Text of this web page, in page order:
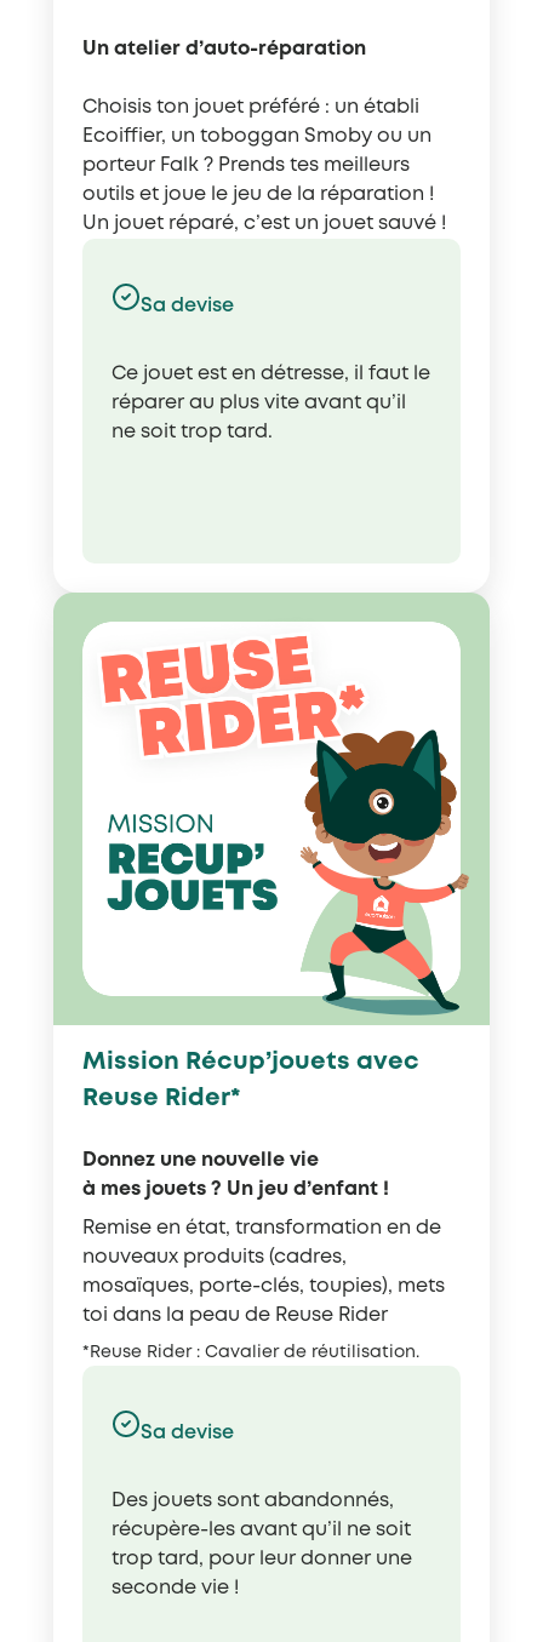
Un atelier d’auto-réparation
Choisis ton jouet préféré : un établi
Ecoiffier, un toboggan Smoby ou un
porteur Falk ? Prends tes meilleurs
outils et joue le jeu de la réparation !
Un jouet réparé, c’est un jouet sauvé !
Sa devise
Ce jouet est en détresse, il faut le
réparer au plus vite avant qu’il
ne soit trop tard.
Mission Récup’jouets avec
Reuse Rider*
Donnez une nouvelle vie
à mes jouets ? Un jeu d’enfant !
Remise en état, transformation en de
nouveaux produits (cadres,
mosaïques, porte-clés, toupies), mets
toi dans la peau de Reuse Rider
*Reuse Rider : Cavalier de réutilisation.
Sa devise
Des jouets sont abandonnés,
récupère-les avant qu’il ne soit
trop tard, pour leur donner une
seconde vie !